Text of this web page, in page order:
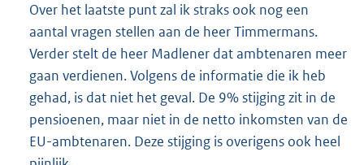
Over het laatste punt zal ik straks ook nog een
aantal vragen stellen aan de heer Timmermans.
Verder stelt de heer Madlener dat ambtenaren meer
gaan verdienen. Volgens de informatie die ik heb
gehad, is dat niet het geval. De 9% stijging zit in de
pensioenen, maar niet in de netto inkomsten van de
EU-ambtenaren. Deze stijging is overigens ook heel